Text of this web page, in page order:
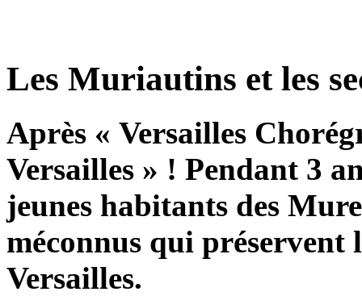
Les Muriautins et les
Après « Versailles
Versailles » ! Pendant 3
jeunes habitants des
méconnus qui préservent
Versailles.